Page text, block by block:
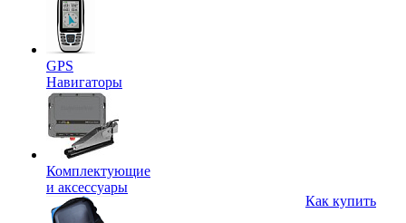
GPS
Навигаторы
Комплектующие
и аксессуары
Как купить